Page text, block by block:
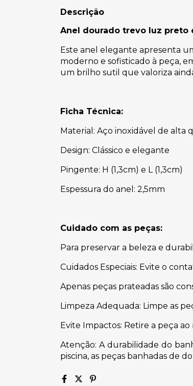
Descrição
Anel dourado trevo luz preto
Este anel elegante apresenta
moderno e sofisticado à peça,
um brilho sutil que valoriza
Ficha Técnica:
Material: Aço inoxidável de alta
Design: Clássico e elegante
Pingente: H (1,3cm) e L (1,3cm)
Espessura do anel: 2,5mm
Cuidado com as peças:
Para preservar a beleza e
Cuidados Especiais: Evite o
Apenas peças prateadas são
Limpeza Adequada: Limpe as
Evite Impactos: Retire a peça
Atenção: A durabilidade do
piscina, as peças banhadas de